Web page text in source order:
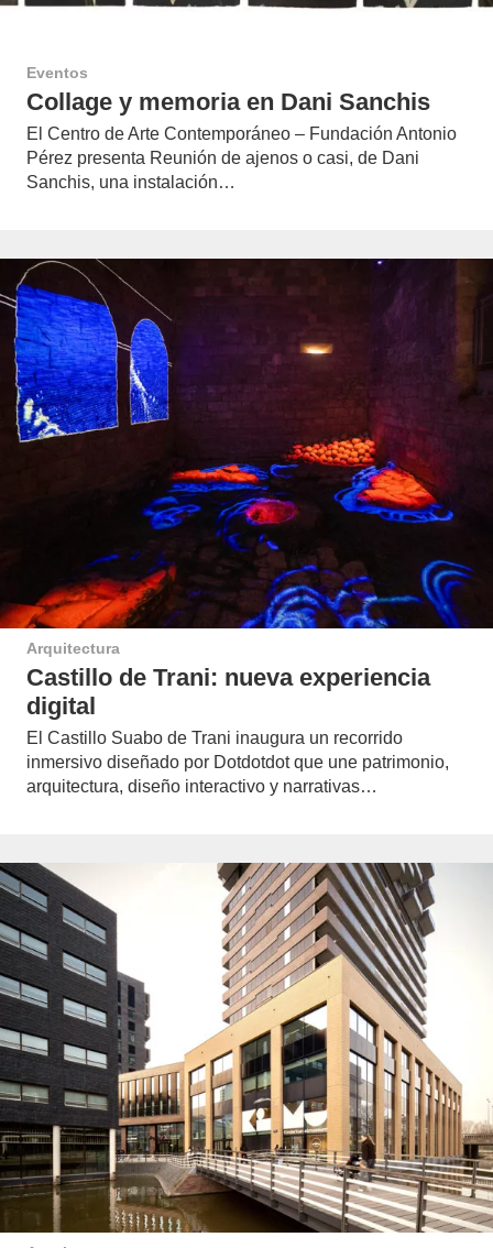
Eventos
Collage y memoria en Dani Sanchis
El Centro de Arte Contemporáneo – Fundación Antonio
Pérez presenta Reunión de ajenos o casi, de Dani
Sanchis, una instalación…
Arquitectura
Castillo de Trani: nueva experiencia
digital
El Castillo Suabo de Trani inaugura un recorrido
inmersivo diseñado por Dotdotdot que une patrimonio,
arquitectura, diseño interactivo y narrativas…